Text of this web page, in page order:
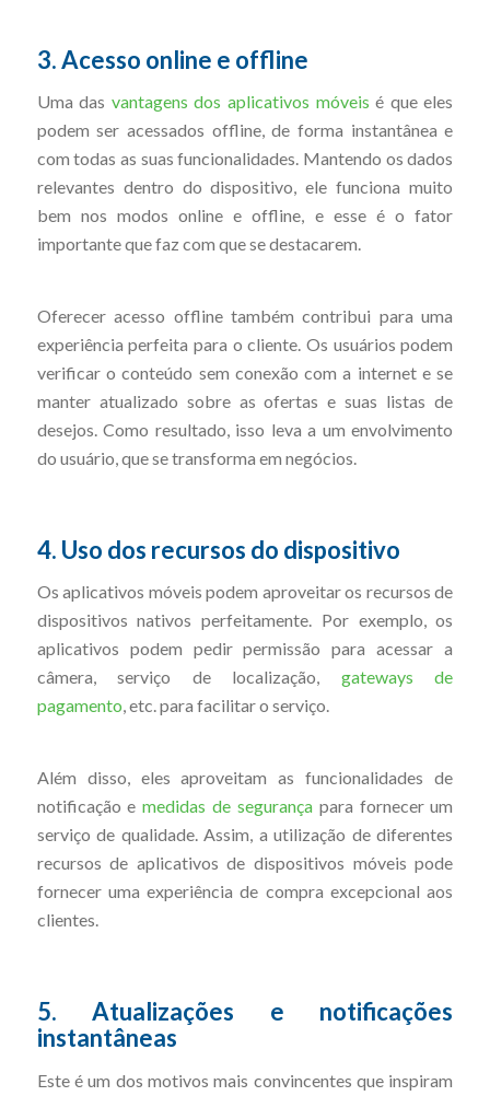
3. Acesso online e offline
Uma das vantagens dos aplicativos móveis é que eles
podem ser acessados offline, de forma instantânea e
com todas as suas funcionalidades. Mantendo os dados
relevantes dentro do dispositivo, ele funciona muito
bem nos modos online e offline, e esse é o fator
importante que faz com que se destacarem.
Oferecer acesso offline também contribui para uma
experiência perfeita para o cliente. Os usuários podem
verificar o conteúdo sem conexão com a internet e se
manter atualizado sobre as ofertas e suas listas de
desejos. Como resultado, isso leva a um envolvimento
do usuário, que se transforma em negócios.
4. Uso dos recursos do dispositivo
Os aplicativos móveis podem aproveitar os recursos de
dispositivos nativos perfeitamente. Por exemplo, os
aplicativos podem pedir permissão para acessar a
câmera, serviço de localização, gateways de
pagamento, etc. para facilitar o serviço.
Além disso, eles aproveitam as funcionalidades de
notificação emedidas de segurançapara fornecer um
serviço de qualidade. Assim, a utilização de diferentes
recursos de aplicativos de dispositivos móveis pode
fornecer uma experiência de compra excepcional aos
clientes.
5. Atualizações e notificações
instantâneas
Este é um dos motivos mais convincentes que inspiram